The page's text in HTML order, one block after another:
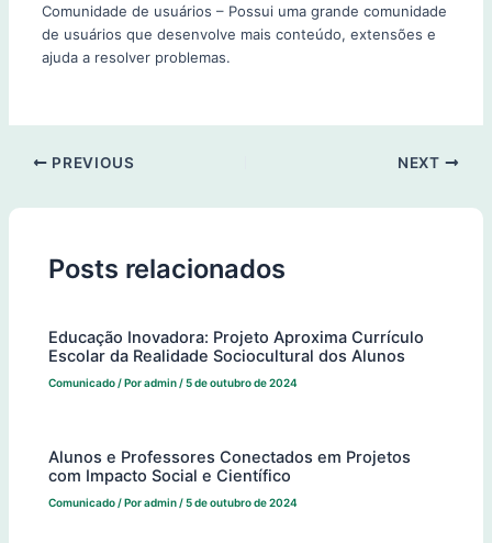
Comunidade de usuários – Possui uma grande comunidade
de usuários que desenvolve mais conteúdo, extensões e
ajuda a resolver problemas.
PREVIOUS NEXT
Posts relacionados
Educação Inovadora: Projeto Aproxima Currículo
Escolar da Realidade Sociocultural dos Alunos
Comunicado/ Poradmin/5 de outubro de 2024
Alunos e Professores Conectados em Projetos
com Impacto Social e Científico
Comunicado/ Poradmin/5 de outubro de 2024